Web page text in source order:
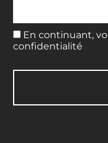
En continuant,
confidentialité